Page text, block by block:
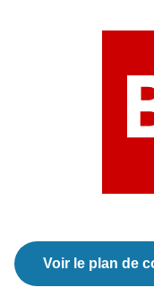
Voir le plan de